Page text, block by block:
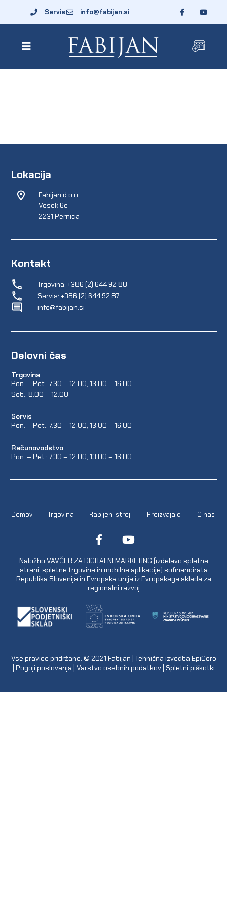
Servis info@fabijan.si
Lokacija
Fabijan d.o.o.
Vosek 6e
2231 Pernica
Kontakt
Trgovina: +386 (2) 644 92 88
Servis: +386 (2) 644 92 87
info@fabijan.si
Delovni čas
Trgovina
Pon. – Pet.: 7.30 – 12.00, 13.00 – 16.00
Sob.: 8.00 – 12.00
Servis
Pon. – Pet.: 7.30 – 12.00, 13.00 – 16.00
Računovodstvo
Pon. – Pet.: 7.30 – 12.00, 13.00 – 16.00
Domov Trgovina Rabljeni stroji Proizvajalci O nas
Naložbo VAVČER ZA DIGITALNI MARKETING (izdelavo spletne
strani, spletne trgovine in mobilne aplikacije) sofinancirata
Republika Slovenija in Evropska unija iz Evropskega sklada za
regionalni razvoj
Vse pravice pridržane. © 2021 Fabijan | Tehnična izvedba EpiCoro
Pogoji poslovanja Varstvo osebnih podatkov| Spletni piškotki